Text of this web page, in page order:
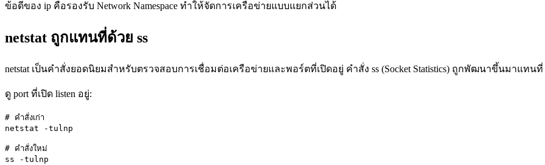
ข้อดีของ ip คือรองรับ Network Namespace ทำให้จัดการเครือข่ายแบบแยกส่วนได้
netstat ถูกแทนที่ด้วย ss
netstat เป็นคำสั่งยอดนิยมสำหรับตรวจสอบการเชื่อมต่อเครือข่ายและพอร์ตที่เปิดอยู่ คำสั่ง ss (Socket Statistics) ถูกพัฒนาขึ้นมาแท
ดู port ที่เปิด listen อยู่:
# คำสั่งเก่า
netstat -tulnp
# คำสั่งใหม่
ss -tulnp